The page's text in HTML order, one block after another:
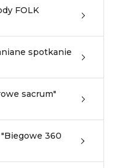
FOLK
spotkanie
sacrum"
360